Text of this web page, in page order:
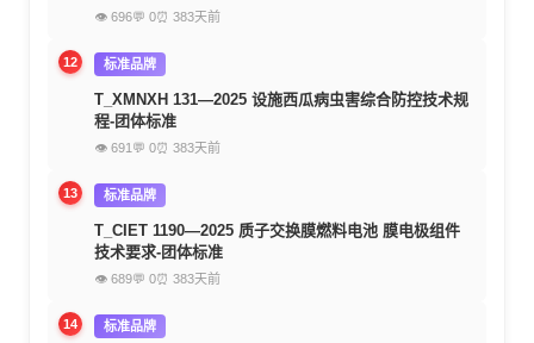
👁 696💬 0⏰ 383天前
12 标准品牌
T_XMNXH 131—2025 设施西瓜病虫害综合防控技术规
程-团体标准
👁 691 💬 0⏰ 383天前
13 标准品牌
T_CIET 1190—2025 质子交换膜燃料电池 膜电极组件
技术要求-团体标准
👁 689💬 0⏰ 383天前
14 标准品牌